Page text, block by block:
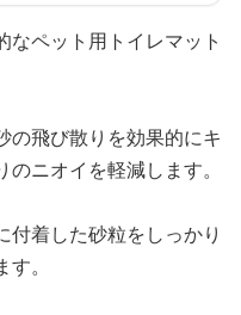
ペット用トイレマット
の飛び散りを効果的にキ
ニオイを軽減します。
着した砂粒をしっかり
。